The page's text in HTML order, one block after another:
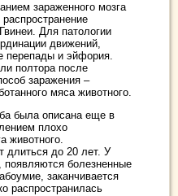
зараженного мозга
Для патологии
движений,
перепады и эйфория.
полтора после
заражения –
мяса животного.
была описана еще в
плохо
животного.
длиться до 20 лет. У
появляются болезненные
заканчивается
распространилась